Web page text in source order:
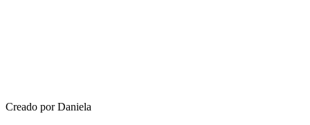
Creado por Daniela